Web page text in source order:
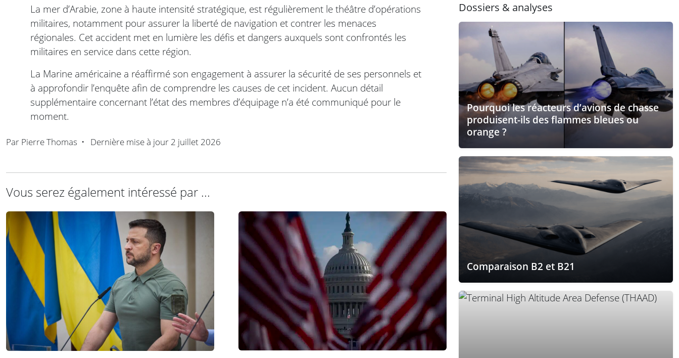
La mer d’Arabie, zone à haute intensité stratégique, est régulièrement le théâtre d’opérations
militaires, notamment pour assurer la liberté de navigation et contrer les menaces
régionales. Cet accident met en lumière les défis et dangers auxquels sont confrontés les
militaires en service dans cette région.
La Marine américaine a réaffirmé son engagement à assurer la sécurité de ses personnels et
à approfondir l’enquête afin de comprendre les causes de cet incident. Aucun détail
supplémentaire concernant l’état des membres d’équipage n’a été communiqué pour le
moment.
Par Pierre Thomas • Dernière mise à jour 2 juillet 2026
Vous serez également intéressé par ...
Dossiers & analyses
Pourquoi les réacteurs d’avions de chasse
produisent-ils des flammes bleues ou
orange ?
Comparaison B2 et B21